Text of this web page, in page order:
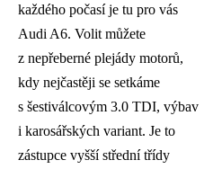
každého počasí je tu pro vás
Audi A6. Volit můžete
z nepřeberné plejády motorů,
kdy nejčastěji se setkáme
s šestiválcovým 3.0 TDI, výbav
i karosářských variant. Je to
zástupce vyšší střední třídy